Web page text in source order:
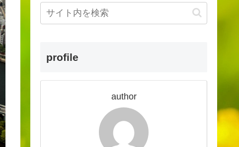
profile
author